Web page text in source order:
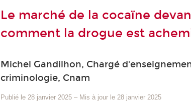
Le marché de la cocaïne
comment la drogue est
Michel Gandilhon, Chargé
criminologie, Cnam
Publié le 28 janvier 2025 – Mis à jour le 28 janvier 2025